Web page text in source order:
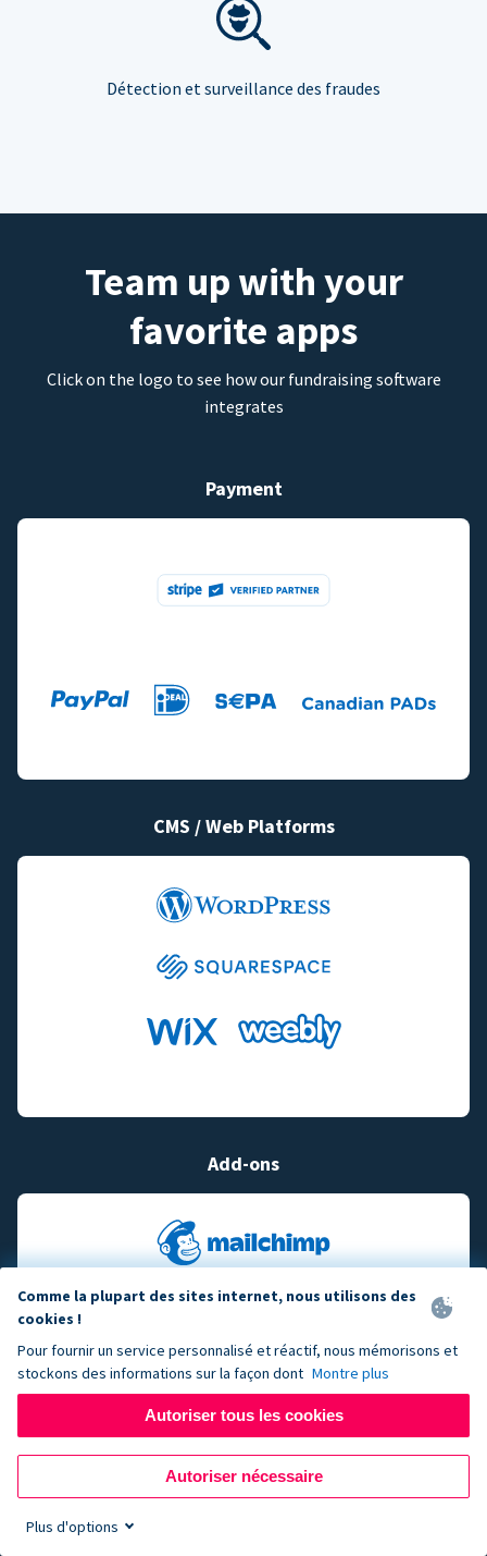
Détection et surveillance des fraudes
Team up with your
favorite apps
Click on the logo to see how our fundraising software
integrates
Payment
CMS / Web Platforms
Add-ons
Comme la plupart des sites internet, nous utilisons des
cookies !
Pour fournir un service personnalisé et réactif, nous mémorisons et
stockons des informations sur la façon dont Montre plus
Autoriser tous les cookies
Autoriser nécessaire
Plus d'options